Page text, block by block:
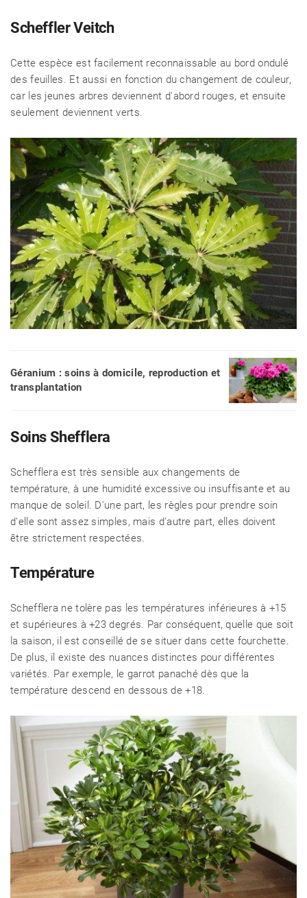
Scheffler Veitch
Cette espèce est facilement reconnaissable au bord ondulé
des feuilles. Et aussi en fonction du changement de couleur,
car les jeunes arbres deviennent d'abord rouges, et ensuite
seulement deviennent verts.
Géranium : soins à domicile, reproduction et
transplantation
Soins Shefflera
Schefflera est très sensible aux changements de
température, à une humidité excessive ou insuffisante et au
manque de soleil. D'une part, les règles pour prendre soin
d'elle sont assez simples, mais d'autre part, elles doivent
être strictement respectées.
Température
Schefflera ne tolère pas les températures inférieures à +15
et supérieures à +23 degrés. Par conséquent, quelle que soit
la saison, il est conseillé de se situer dans cette fourchette.
De plus, il existe des nuances distinctes pour différentes
variétés. Par exemple, le garrot panaché dès que la
température descend en dessous de +18.